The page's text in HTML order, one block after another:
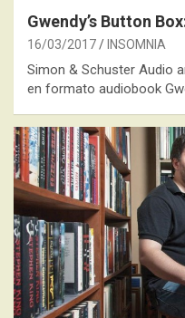
Gwendy’s Button
16/03/2017 INSOMNIA
Simon & Schuster Audio
en formato audiobook